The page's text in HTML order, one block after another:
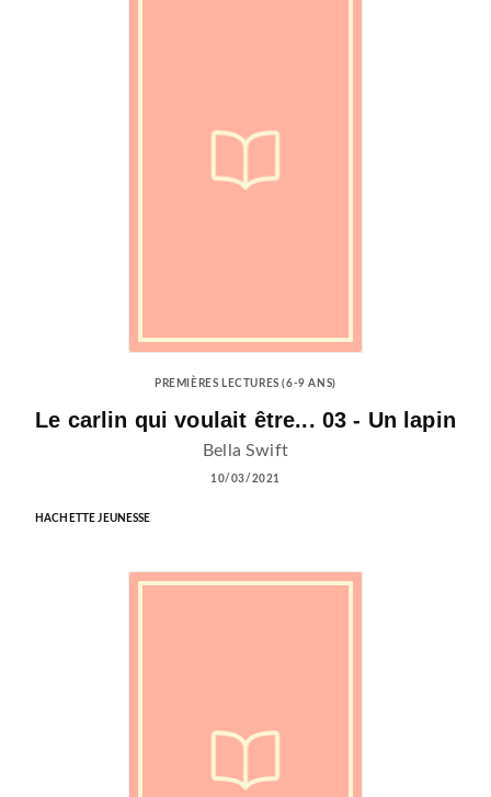
PREMIÈRES LECTURES (6-9 ANS)
Le carlin qui voulait être... 03 - Un lapin
Bella Swift
10/03/2021
HACHETTE JEUNESSE